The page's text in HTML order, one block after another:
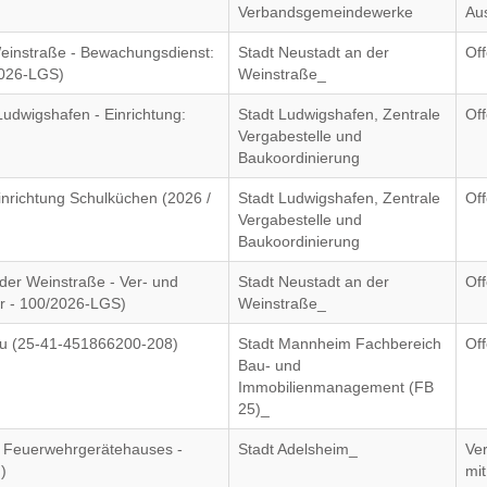
Verbandsgemeindewerke
- Bewachungsdienst:
LGS)
Stadt Neustadt an der
Weinstraße_
- Einrichtung:
Stadt Ludwigshafen, Zentrale
Vergabestelle und
Baukoordinierung
Schulküchen (2026 /
Stadt Ludwigshafen, Zentrale
Vergabestelle und
Baukoordinierung
Weinstraße - Ver- und
- 100/2026-LGS)
Stadt Neustadt an der
Weinstraße_
(25-41-451866200-208)
Stadt Mannheim Fachbereich
Bau- und
Immobilienmanagement (FB
25)_
-
Stadt Adelsheim_
mit